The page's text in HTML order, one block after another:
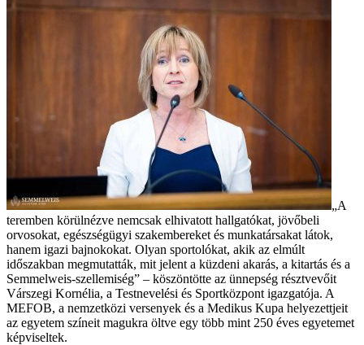
„A
teremben körülnézve nemcsak elhivatott hallgatókat, jövőbeli
orvosokat, egészségügyi szakembereket és munkatársakat látok,
hanem igazi bajnokokat. Olyan sportolókat, akik az elmúlt
időszakban megmutatták, mit jelent a küzdeni akarás, a kitartás és a
Semmelweis-szellemiség” – köszöntötte az ünnepség résztvevőit
Várszegi Kornélia, a Testnevelési és Sportközpont igazgatója. A
MEFOB, a nemzetközi versenyek és a Medikus Kupa helyezettjeit
az egyetem színeit magukra öltve egy több mint 250 éves egyetemet
képviseltek.